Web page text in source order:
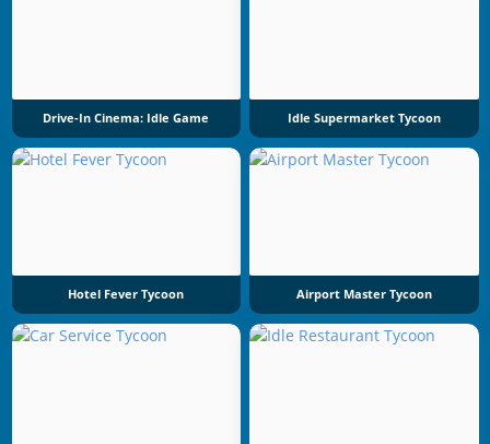
Drive-In Cinema: Idle Game Idle Supermarket Tycoon
Hotel Fever Tycoon Airport Master Tycoon